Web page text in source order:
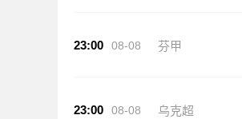
23:00 08-08 芬甲
23:00 08-08 乌克超